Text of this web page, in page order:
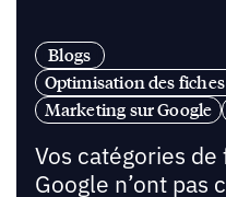
Blogs
Optimisation des
Marketing sur Google
Vos catégories
Google n’ont pas